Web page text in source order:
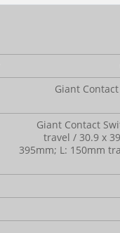
Giant
Giant Contact
travel / 30.9 x
395mm; L: 150mm